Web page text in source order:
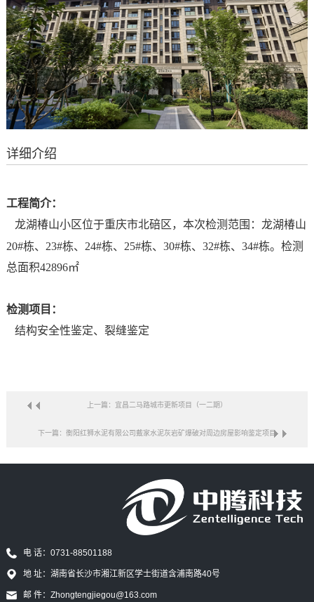
详细介绍
工程简介：
龙湖椿山小区位于重庆市北碚区，本次检测范围：龙湖椿山
20#栋、23#栋、24#栋、25#栋、30#栋、32#栋、34#栋。检测
总面积42896㎡
检测项目：
结构安全性鉴定、裂缝鉴定
上一篇：宜昌二马路城市更新项目（一二期）
下一篇：衡阳红狮水泥有限公司戴家水泥灰岩矿爆破对周边房屋影响鉴定项目
电 话：0731-88501188
地 址：湖南省长沙市湘江新区学士街道含浦南路40号
邮 件：Zhongtengjiegou@163.com